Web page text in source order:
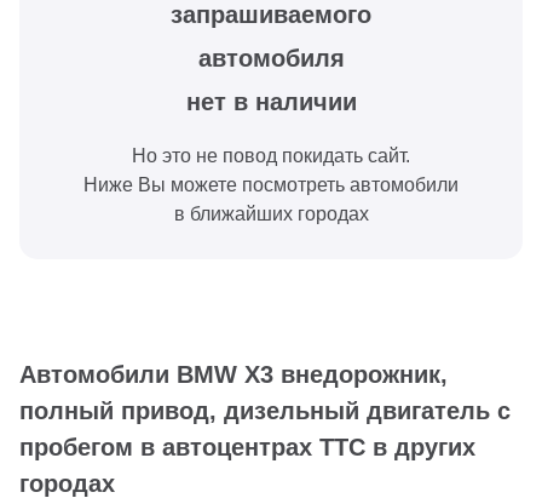
запрашиваемого
автомобиля
нет в наличии
Но это не повод покидать сайт.
Ниже Вы можете посмотреть автомобили
в ближайших городах
Автомобили BMW X3 внедорожник,
полный привод, дизельный двигатель с
пробегом в автоцентрах ТТС в других
городах